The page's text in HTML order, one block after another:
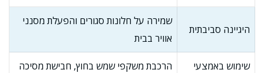
היגיינה סביבתית
שמירה על חלונות סגורים והפעלת מסנני
אוויר בבית
שימוש באמצעי
הרכבת משקפי שמש בחוץ, חבישת מסיכה